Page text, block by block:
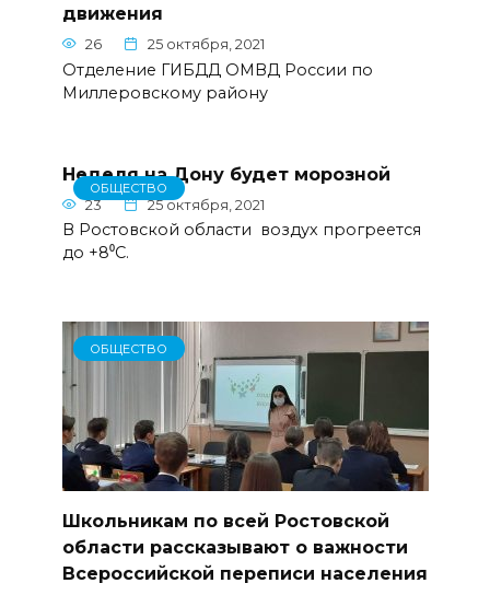
движения
26 25 октября, 2021
Отделение ГИБДД ОМВД России по
Миллеровскому району
ОБЩЕСТВО
Неделя на Дону будет морозной
23 25 октября, 2021
В Ростовской области воздух прогреется
до +8⁰С.
ОБЩЕСТВО
Школьникам по всей Ростовской
области рассказывают о важности
Всероссийской переписи населения